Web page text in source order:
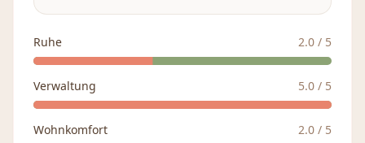
Ruhe 2.0 / 5
Verwaltung 5.0 / 5
Wohnkomfort 2.0 / 5